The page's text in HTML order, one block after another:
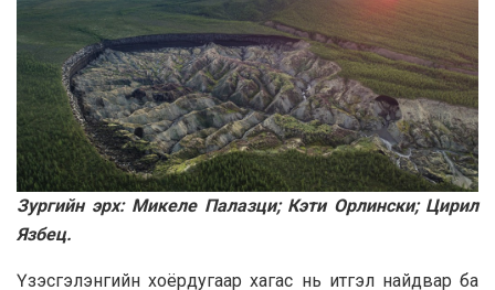
Зургийн эрх: Микеле Палазци; Кэти Орлински; Цирил
Язбец.
Үзэсгэлэнгийн хоёрдугаар хагас нь итгэл найдвар ба